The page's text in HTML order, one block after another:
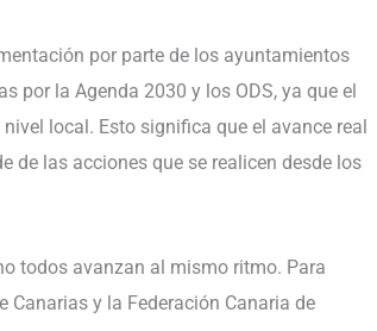
por parte de los ayuntamientos
por la Agenda 2030 y los ODS, ya que el
local. Esto significa que el avance real
de las acciones que se realicen desde los
todos avanzan al mismo ritmo. Para
Canarias y la Federación Canaria de